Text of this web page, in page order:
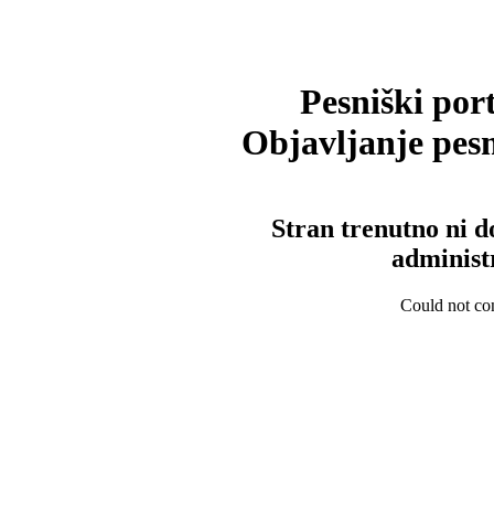
Pesniški
Objavljanje
Stran trenutno ni
Could not